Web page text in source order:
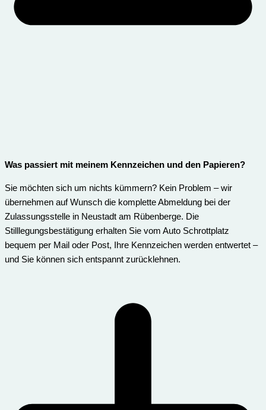
Was passiert mit meinem Kennzeichen und den Papieren?
Sie möchten sich um nichts kümmern? Kein Problem – wir
übernehmen auf Wunsch die komplette Abmeldung bei der
Zulassungsstelle in Neustadt am Rübenberge. Die
Stilllegungsbestätigung erhalten Sie vom Auto Schrottplatz
bequem per Mail oder Post, Ihre Kennzeichen werden entwertet –
und Sie können sich entspannt zurücklehnen.